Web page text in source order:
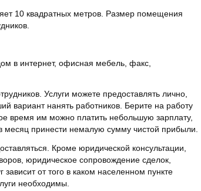
10 квадратных метров. Размер помещения
в интернет, офисная мебель, факс,
Услуги можете предоставлять лично,
вариант нанять работников. Берите на работу
время им можно платить небольшую зарплату,
месяц принести немалую сумму чистой прибыли.
Кроме юридической консультации,
юридическое сопровождение сделок,
от того в каком населенном пункте
необходимы.